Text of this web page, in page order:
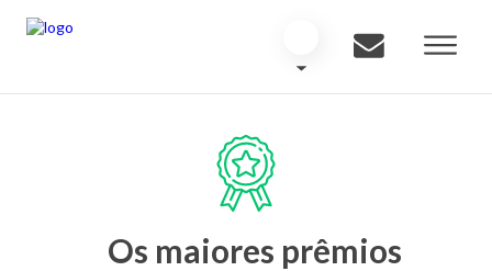
Os maiores prêmios